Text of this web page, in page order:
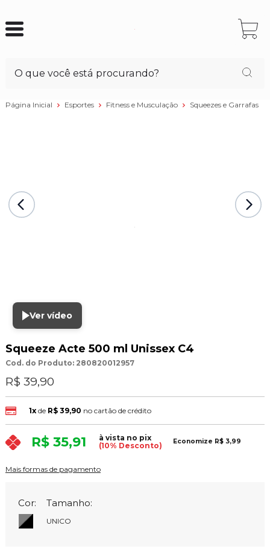
Página Inicial Esportes Fitness e Musculação Squeezes e Garrafas
Ver vídeo
Squeeze Acte 500 ml Unissex C4
Cod. do Produto: 280820012957
R$ 39,90
1xde R$ 39,90 no cartão de crédito
R$ 35,91
à vista no pix
(10% Desconto)
Economize R$ 3,99
Mais formas de pagamento
Cor: Tamanho:
UNICO